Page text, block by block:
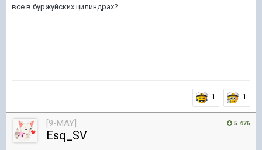
все в буржуйских цилиндрах?
1 1
5 476
[9-MAY]
Esq_SV